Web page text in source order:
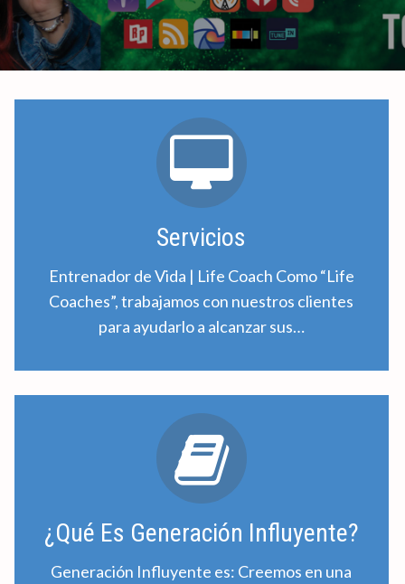
Servicios
Entrenador de Vida | Life Coach Como “Life
Coaches”, trabajamos con nuestros clientes
para ayudarlo a alcanzar sus…
¿Qué Es Generación Influyente?
Generación Influyente es: Creemos en una